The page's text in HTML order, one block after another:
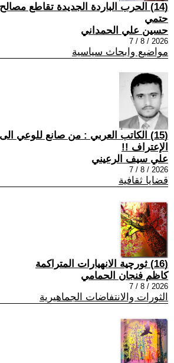
(14) الحرب الباردة الجديدة تقاطع
حتمي
حسين علي الحمداني
2026 / 8 / 7
مواضيع وابحاث سياسية
(15) الكاتب العربي : من صانع للوعي
الإعتراف !!
علي سيف الرعيني
2026 / 8 / 7
قضايا ثقافية
(16) ثورچية الانهيارات المتراكمة
كاظم فنجان الحمامي
2026 / 8 / 7
الثورات والانتفاضات الجماهيرية